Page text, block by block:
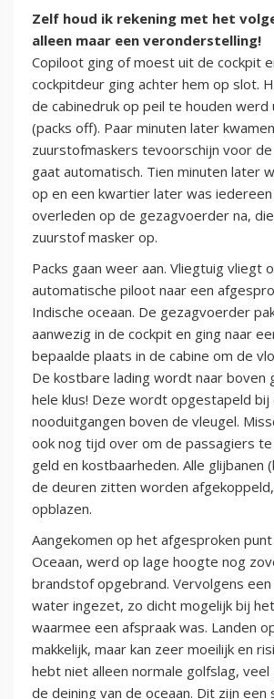
Zelf houd ik rekening met het
alleen maar een veronderstelling!
Copiloot ging of moest uit de cockpit
cockpitdeur ging achter hem op slot.
de cabinedruk op peil te houden werd
(packs off). Paar minuten later
zuurstofmaskers tevoorschijn voor
gaat automatisch. Tien minuten later
op en een kwartier later was
overleden op de gezagvoerder na,
zuurstof masker op.
Packs gaan weer aan. Vliegtuig vliegt
automatische piloot naar een
Indische oceaan. De gezagvoerder
aanwezig in de cockpit en ging naar
bepaalde plaats in de cabine om de
De kostbare lading wordt naar boven
hele klus! Deze wordt opgestapeld bij
nooduitgangen boven de vleugel.
ook nog tijd over om de passagiers
geld en kostbaarheden. Alle glijbanen
de deuren zitten worden
opblazen.
Aangekomen op het afgesproken
Oceaan, werd op lage hoogte nog
brandstof opgebrand. Vervolgens
water ingezet, zo dicht mogelijk bij
waarmee een afspraak was. Landen
makkelijk, maar kan zeer moeilijk en
hebt niet alleen normale golfslag, veel
de deining van de oceaan. Dit zijn een